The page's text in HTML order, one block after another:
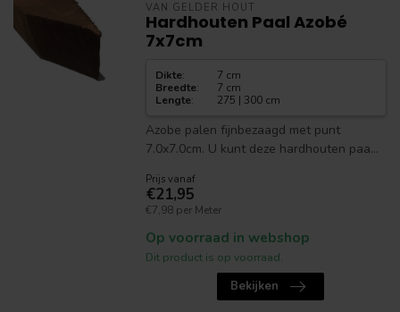
VAN GELDER HOUT
Hardhouten Paal Azobé
7x7cm
Dikte:
7 cm
Breedte:
7 cm
Lengte: 275 | 300 cm
Azobe palen fijnbezaagd met punt
7.0x7.0cm. U kunt deze hardhouten paa...
Prijs vanaf
€21,95
€7,98 per Meter
Op voorraad in webshop
Dit product is op voorraad.
Bekijken